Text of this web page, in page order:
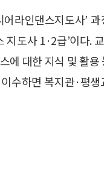
라인댄스지도사’
도사 1·2급’이다.
에 대한 지식 및 활
수하면 복지관·평